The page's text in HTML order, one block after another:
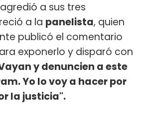
a sus tres
a la panelista, quien
publicó el comentario
exponerlo y disparó con
y denuncien a este
Yo lo voy a hacer por
la justicia".